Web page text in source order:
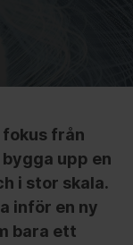
från
upp en
i stor skala.
inför en ny
bara ett